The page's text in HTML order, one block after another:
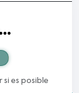
es posible